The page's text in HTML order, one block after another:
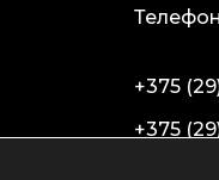
+375
+375